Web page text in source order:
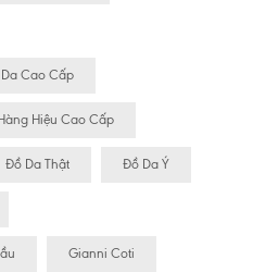
Cao Cấp
Hiệu Cao Cấp
Đồ Da Thật Đồ Da Ý
Gianni Coti